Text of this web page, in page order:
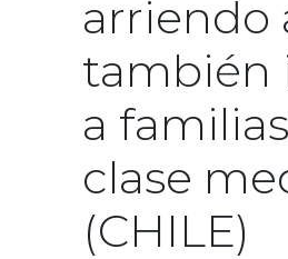
arriendo
también
a
clase
(CHILE)